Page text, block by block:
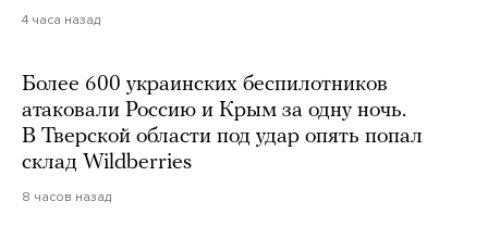
4 часа назад
Более 600 украинских беспилотников
атаковали Россию и Крым за одну ночь.
В Тверской области под удар опять попал
склад Wildberries
8 часов назад